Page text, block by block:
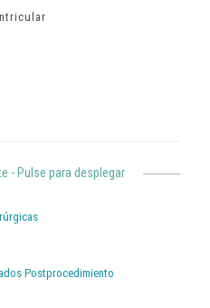
- Pulse para desplegar
Postprocedimiento